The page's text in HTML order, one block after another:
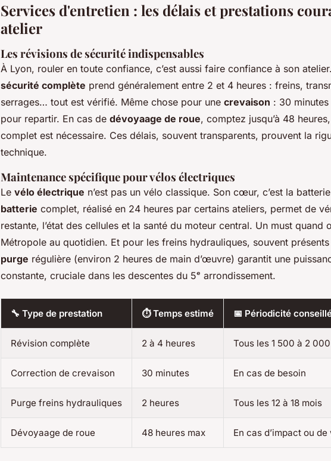
Services d'entretien : les délais et prestations
atelier
Les révisions de sécurité indispensables
À Lyon, rouler en toute confiance, c’est aussi faire confiance à son
sécurité complète prend généralement entre 2 et 4 heures : freins,
serrages… tout est vérifié. Même chose pour une crevaison : 30
pour repartir. En cas de dévoyaage de roue, comptez jusqu’à 48
complet est nécessaire. Ces délais, souvent transparents, prouvent la
technique.
Maintenance spécifique pour vélos électriques
Le vélo électrique n’est pas un vélo classique. Son cœur, c’est la
batterie complet, réalisé en 24 heures par certains ateliers, permet de
restante, l’état des cellules et la santé du moteur central. Un must quand
Métropole au quotidien. Et pour les freins hydrauliques, souvent présents
purge régulière (environ 2 heures de main d’œuvre) garantit une
constante, cruciale dans les descentes du 5ᵉ arrondissement.
🔧 Type de prestation ⏱️ Temps estimé 📅 Périodicité
Révision complète 2 à 4 heures Tous les 1 500 à 2
Correction de crevaison 30 minutes En cas de besoin
Purge freins hydrauliques 2 heures Tous les 12 à 18 mois
Dévoyaage de roue 48 heures max En cas d’impact ou